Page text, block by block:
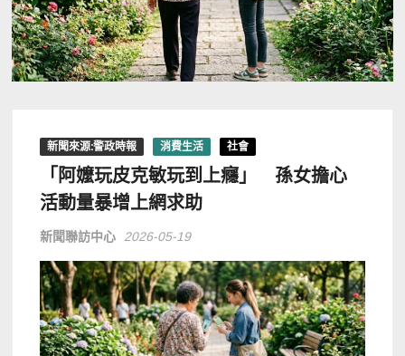
新聞來源:警政時報 消費生活 社會
「阿嬤玩皮克敏玩到上癮」 孫女擔心
活動量暴增上網求助
新聞聯訪中心 2026-05-19